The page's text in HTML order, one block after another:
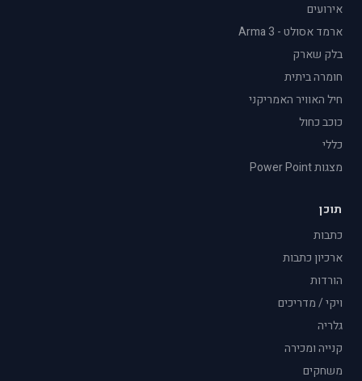
אירועים
ארמד אסולט - Arma 3
בלק שארק
חומרה ביתית
חיל האוויר האמריקני
כוכב כחול
כללי
מצגות Power Point
תוכן
כתבות
ארכיון כתבות
הורדות
ויקי / מדריכים
גלריה
קנייה ומכירה
משחקים